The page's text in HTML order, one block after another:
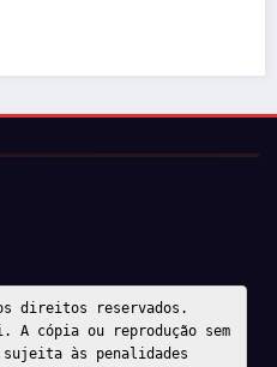
os direitos reservados.
A cópia ou reprodução sem
às penalidades